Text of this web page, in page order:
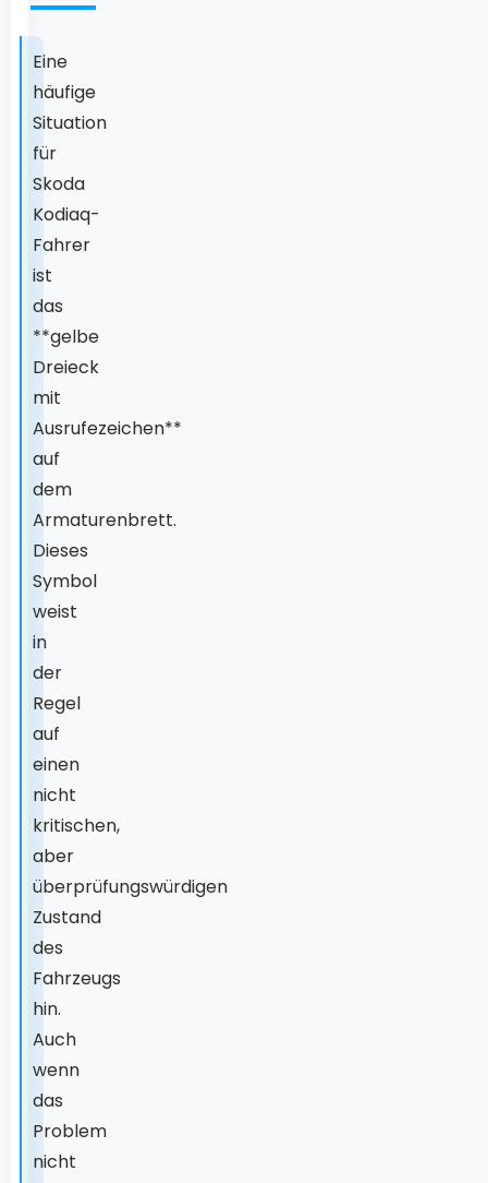
Eine
häufige
Situation
für
Skoda
Kodiaq-
Fahrer
ist
das
**gelbe
Dreieck
mit
Ausrufezeichen**
auf
dem
Armaturenbrett.
Dieses
Symbol
weist
in
der
Regel
auf
einen
nicht
kritischen,
aber
überprüfungswürdigen
Zustand
des
Fahrzeugs
hin.
Auch
wenn
das
Problem
nicht